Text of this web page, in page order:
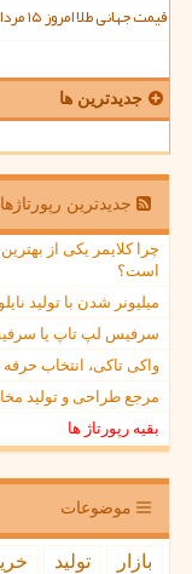
قیمت جهانی طلا امروز ۱۵ مرداد هر اونس به ۴۲۶۵ دلار و ۲۲ سنت رسید
جدیدترین ها
جدیدترین رپورتاژها
چرا کلایمر یکی از
است؟
میلیونر شدن با تولید
سرفیس لپ تاپ یا
واکی تاکی، انتخاب
مرجع طراحی و تولید
بقیه رپورتاژ ها
موضوعات
بازار تولید